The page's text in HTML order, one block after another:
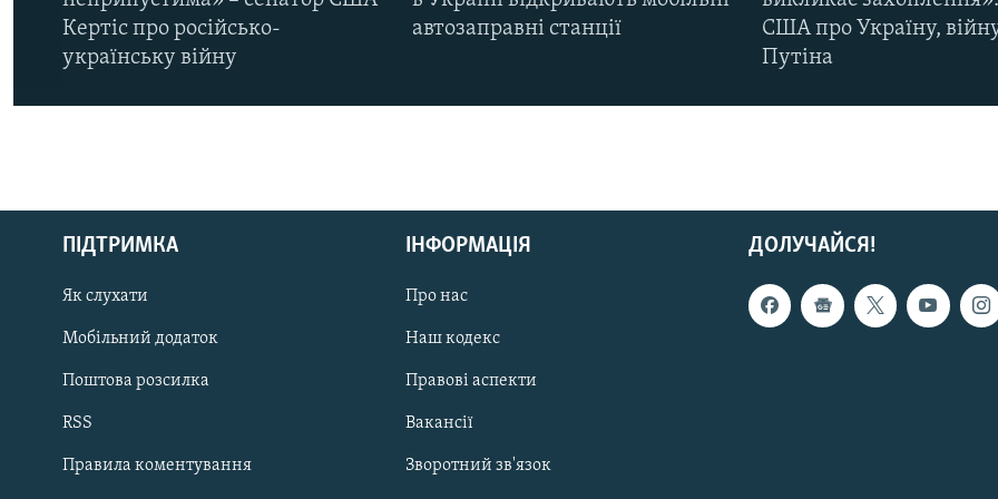
РУС
ДОЛУЧАЙСЯ!
Кертіс про російсько-
українську війну
автозаправні станції
США про Україну,
Путіна
ДОЛУЧАЙСЯ!
ПІДТРИМКА
Як слухати
Мобільний додаток
Поштова розсилка
RSS
Правила коментування
ІНФОРМАЦІЯ
Про нас
Наш кодекс
Правові аспекти
Вакансії
Зворотний зв'язок